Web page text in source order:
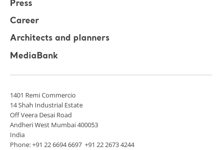
Press
Career
Architects and planners
MediaBank
1401 Remi Commercio
14 Shah Industrial Estate
Off Veera Desai Road
Andheri West Mumbai 400053
India
Phone: +91 22 6694 6697 +91 22 2673 4244